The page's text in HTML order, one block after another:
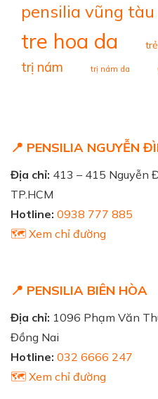
pensilia vũng tàu
tre hoa da
trị nám trị nám da
📍 PENSILIA NGUYỄN
Địa chỉ: 413 – 415 Nguyễn
TP.HCM
Hotline: 0938 777 885
🗺️ Xem chỉ đường
📍 PENSILIA BIÊN HÒA
Địa chỉ: 1096 Phạm Văn
Đồng Nai
Hotline: 032 6666 247
🗺️ Xem chỉ đường